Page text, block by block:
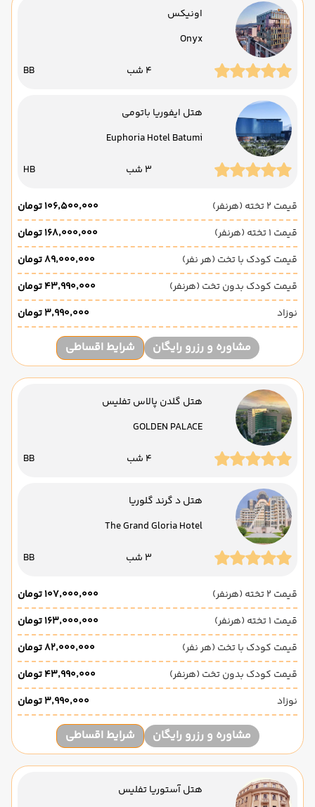
اونیکس
Onyx
4 شب BB
هتل ایفوریا باتومی
Euphoria Hotel Batumi
3 شب HB
قیمت 2 تخته (هرنفر)
۱۰۶٬۵۰۰٬۰۰۰ تومان
قیمت 1 تخته (هرنفر)
۱۶۸٬۰۰۰٬۰۰۰ تومان
قیمت کودک با تخت (هر نفر)
۸۹٬۰۰۰٬۰۰۰ تومان
قیمت کودک بدون تخت (هرنفر)
۴۳٬۹۹۰٬۰۰۰ تومان
نوزاد
۳٬۹۹۰٬۰۰۰ تومان
مشاوره و رزرو رایگان شرایط اقساطی
هتل گلدن پالاس تفلیس
GOLDEN PALACE
4 شب BB
هتل د گرند گلوریا
The Grand Gloria Hotel
3 شب BB
قیمت 2 تخته (هرنفر)
۱۰۷٬۰۰۰٬۰۰۰ تومان
قیمت 1 تخته (هرنفر)
۱۶۳٬۰۰۰٬۰۰۰ تومان
قیمت کودک با تخت (هر نفر)
۸۲٬۰۰۰٬۰۰۰ تومان
قیمت کودک بدون تخت (هرنفر)
۴۳٬۹۹۰٬۰۰۰ تومان
نوزاد
۳٬۹۹۰٬۰۰۰ تومان
مشاوره و رزرو رایگان شرایط اقساطی
هتل آستوریا تفلیس